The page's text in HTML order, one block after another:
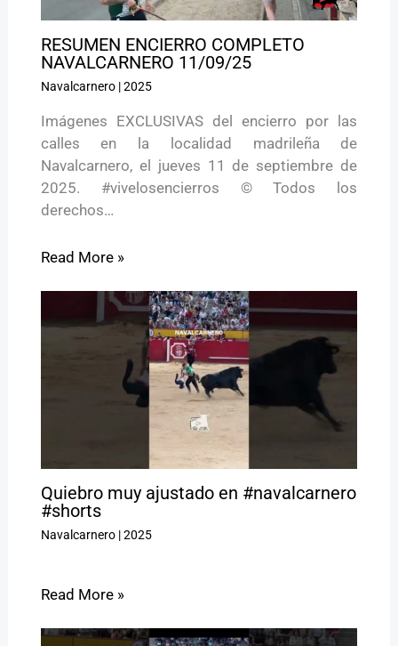
RESUMEN ENCIERRO COMPLETO
NAVALCARNERO 11/09/25
Navalcarnero|2025
Imágenes EXCLUSIVAS del encierro por las
calles en la localidad madrileña de
Navalcarnero, el jueves 11 de septiembre de
2025. #vivelosencierros © Todos los
derechos…
Read More »
Quiebro muy ajustado en #navalcarnero
#shorts
Navalcarnero|2025
Read More »